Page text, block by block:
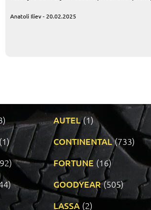
Anatoli Iliev - 20.02.2025
AUTEL (1)
(1) CONTINENTAL (733)
FORTUNE (16)
GOODYEAR (505)
LASSA (2)